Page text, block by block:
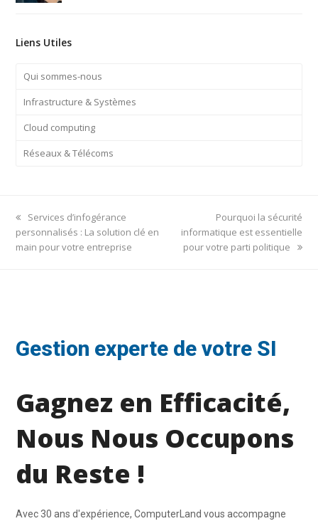
Liens Utiles
Qui sommes-nous
Infrastructure & Systèmes
Cloud computing
Réseaux & Télécoms
previous
post:
Services d’infogérance
personnalisés : La solution clé en
main pour votre entreprise
next
post:
Pourquoi la sécurité
informatique est essentielle
pour votre parti politique
Gestion experte de votre SI
Gagnez en Efficacité,
Nous Nous Occupons
du Reste !
Avec 30 ans d'expérience, ComputerLand vous accompagne